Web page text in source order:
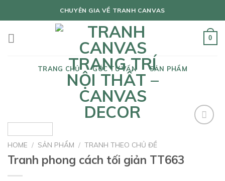
to
CHUYÊN GIA VỀ TRANH CANVAS
0
TRANG CHỦ GÓC TƯ VẤN SẢN PHẨM
HOME / SẢN PHẨM / TRANH THEO CHỦ ĐỀ
Tranh phong cách tối giản TT663